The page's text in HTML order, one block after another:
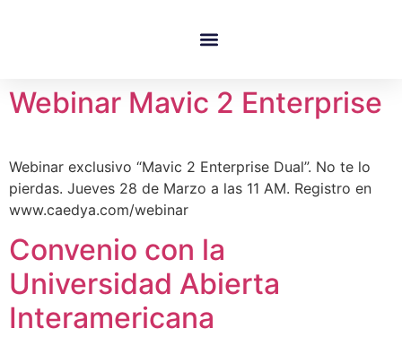
Webinar Mavic 2 Enterprise
Webinar exclusivo “Mavic 2 Enterprise Dual”. No te lo
pierdas. Jueves 28 de Marzo a las 11 AM. Registro en
www.caedya.com/webinar
Convenio con la
Universidad Abierta
Interamericana